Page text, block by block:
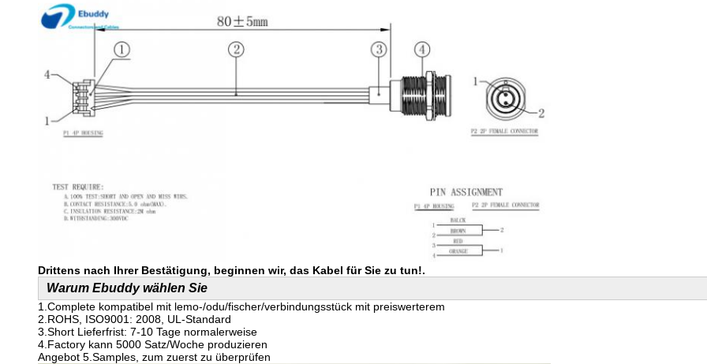
Drittens nach Ihrer Bestätigung, beginnen wir, das Kabel für Sie zu tun!.
Warum Ebuddy wählen Sie
1.Complete kompatibel mit lemo-/odu/fischer/verbindungsstück mit preiswerterem
2.ROHS, ISO9001: 2008, UL-Standard
3.Short Lieferfrist: 7-10 Tage normalerweise
4.Factory kann 5000 Satz/Woche produzieren
Angebot 5.Samples, zum zuerst zu überprüfen